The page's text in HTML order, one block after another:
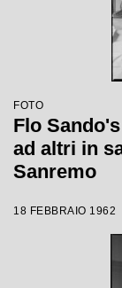
FOTO
Flo
ad altri in
Sanremo
18 FEBBRAIO 1962